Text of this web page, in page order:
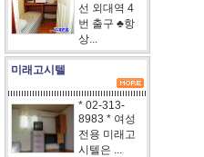
선 외대역 4
번 출구 ♣항
상...
미래고시텔
* 02-313-
8983 * 여성
전용 미래고
시텔은 ...